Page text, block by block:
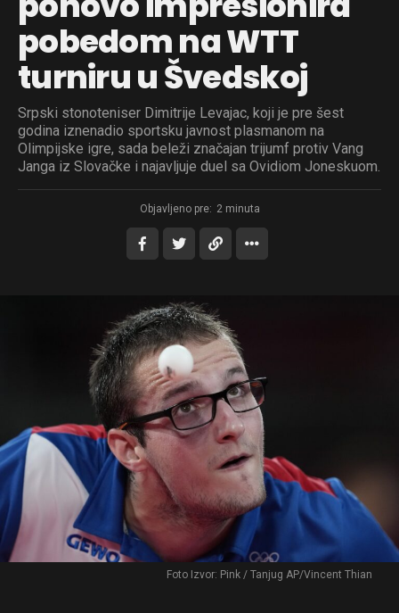
pobedom na WTT
turniru u Švedskoj
Srpski stonoteniser Dimitrije Levajac, koji je pre šest
godina iznenadio sportsku javnost plasmanom na
Olimpijske igre, sada beleži značajan trijumf protiv Vang
Janga iz Slovačke i najavljuje duel sa Ovidiom Joneskuom.
Objavljeno pre: 2 minuta
Foto Izvor: Pink / Tanjug AP/Vincent Thian